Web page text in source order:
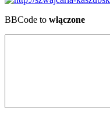
BBCode to włączone